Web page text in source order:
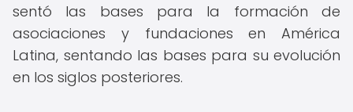
sentó las bases para la formación de
asociaciones y fundaciones en América
Latina, sentando las bases para su evolución
en los siglos posteriores.